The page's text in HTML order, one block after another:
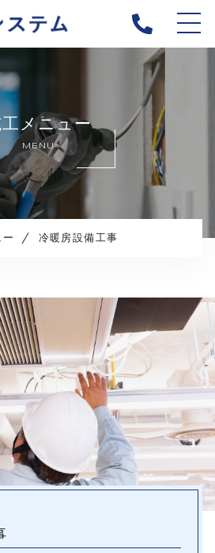
当社について
施工メニュー
施工実績
施工の流れ
よくある質問
バシーポリシー
メニュー
MENU
冷暖房設備工事